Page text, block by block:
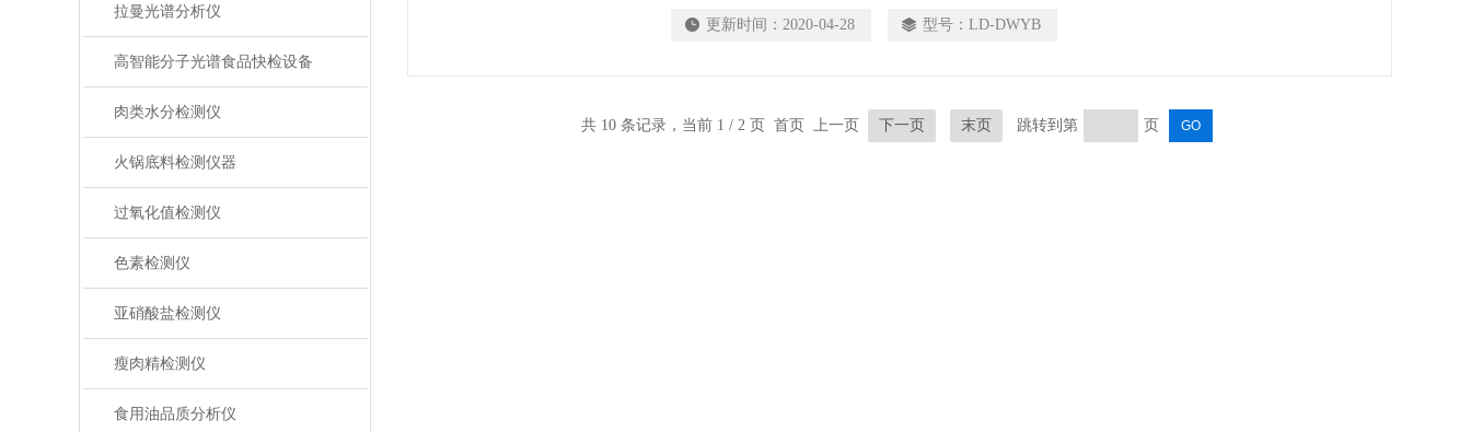
拉曼光谱分析仪
高智能分子光谱食品快检设备
肉类水分检测仪
火锅底料检测仪器
过氧化值检测仪
色素检测仪
亚硝酸盐检测仪
瘦肉精检测仪
食用油品质分析仪
更新时间： 2020-04-28 型号： LD-DWYB
共 10 条记录，当前 1 / 2 页 首页 上一页 下一页 末页 跳转到第 页